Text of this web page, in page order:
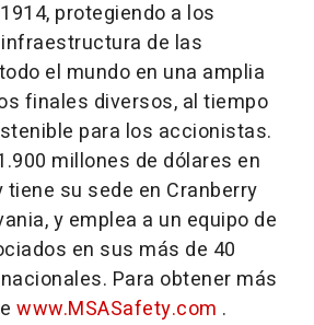
protegiendo a los
de las
el mundo en una amplia
finales diversos, al tiempo
para los accionistas.
millones de dólares en
tiene su sede en Cranberry
y emplea a un equipo de
en sus más de 40
Para obtener más
www.MSASafety.com .